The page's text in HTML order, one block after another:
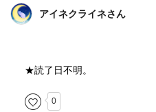
アイネクライネさん
★読了日不明。
0